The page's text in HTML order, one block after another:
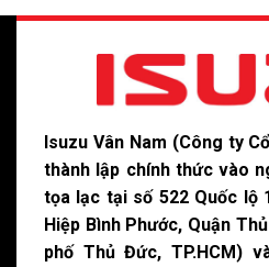
Isuzu Vân Nam (Công ty
thành lập chính thức vào
tọa lạc tại số 522 Quốc lộ
Hiệp Bình Phước, Quận
phố Thủ Đức, TP.HCM)